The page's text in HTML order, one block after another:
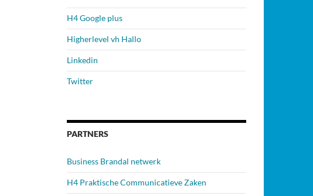
H4 Google plus
Higherlevel vh Hallo
Linkedin
Twitter
PARTNERS
Business Brandal netwerk
H4 Praktische Communicatieve Zaken